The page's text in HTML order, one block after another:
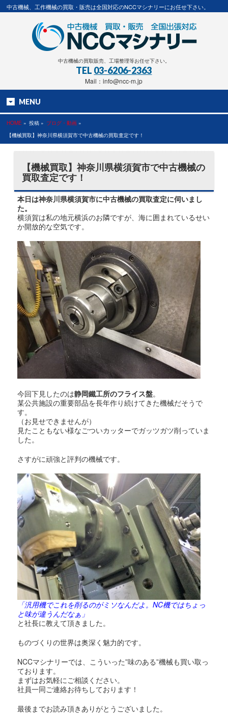
中古機械、工作機械の買取・販売は全国対応のNCCマシナリーにお任せ下さい。
中古機械の買取販売、工場整理等お任せ下さい。
TEL 03-6206-2363
Mail：info@ncc-m.jp
MENU
HOME » 投稿 » ブログ・動画 »
【機械買取】神奈川県横須賀市で中古機械の買取査定です！
【機械買取】神奈川県横須賀市で中古機械の
買取査定です！
本日は神奈川県横須賀市に中古機械の買取査定に伺いまし
た。
横須賀は私の地元横浜のお隣ですが、海に囲まれているせい
か開放的な空気です。
今回下見したのは静岡鐵工所のフライス盤。
某公共施設の重要部品を長年作り続けてきた機械だそうで
す。
（お見せできませんが）
見たこともない様なごついカッターでガッツガツ削っていま
した。
さすがに頑強と評判の機械です。
「汎用機でこれを削るのがミソなんだよ。NC機ではちょっ
と味が違うんだなぁ」
と社長に教えて頂きました。
ものづくりの世界は奥深く魅力的です。
NCCマシナリーでは、こういった”味のある”機械も買い取っ
ております。
まずはお気軽にご相談ください。
社員一同ご連絡お待ちしております！
最後までお読み頂きありがとうございました。